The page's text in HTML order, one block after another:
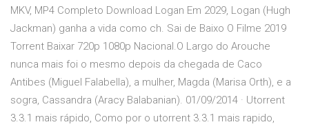
MKV, MP4 Completo Download Logan Em 2029, Logan (Hugh
Jackman) ganha a vida como ch. Sai de Baixo O Filme 2019
Torrent Baixar 720p 1080p Nacional.O Largo do Arouche
nunca mais foi o mesmo depois da chegada de Caco
Antibes (Miguel Falabella), a mulher, Magda (Marisa Orth), e a
sogra, Cassandra (Aracy Balabanian). 01/09/2014 · Utorrent
3.3.1 mais rápido, Como por o utorrent 3.3.1 mais rapido,